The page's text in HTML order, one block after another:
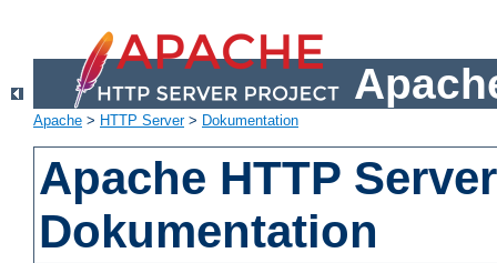
Apache > HTTP Server> Dokumentation
Apache HTTP
Dokumentation